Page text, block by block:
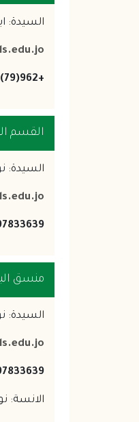
السيدة:
+962(79) 8529690
القسم
السيدة:
منسق
السيدة:
الانسة: